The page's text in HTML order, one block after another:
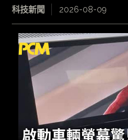
科技新聞 2026-08-09